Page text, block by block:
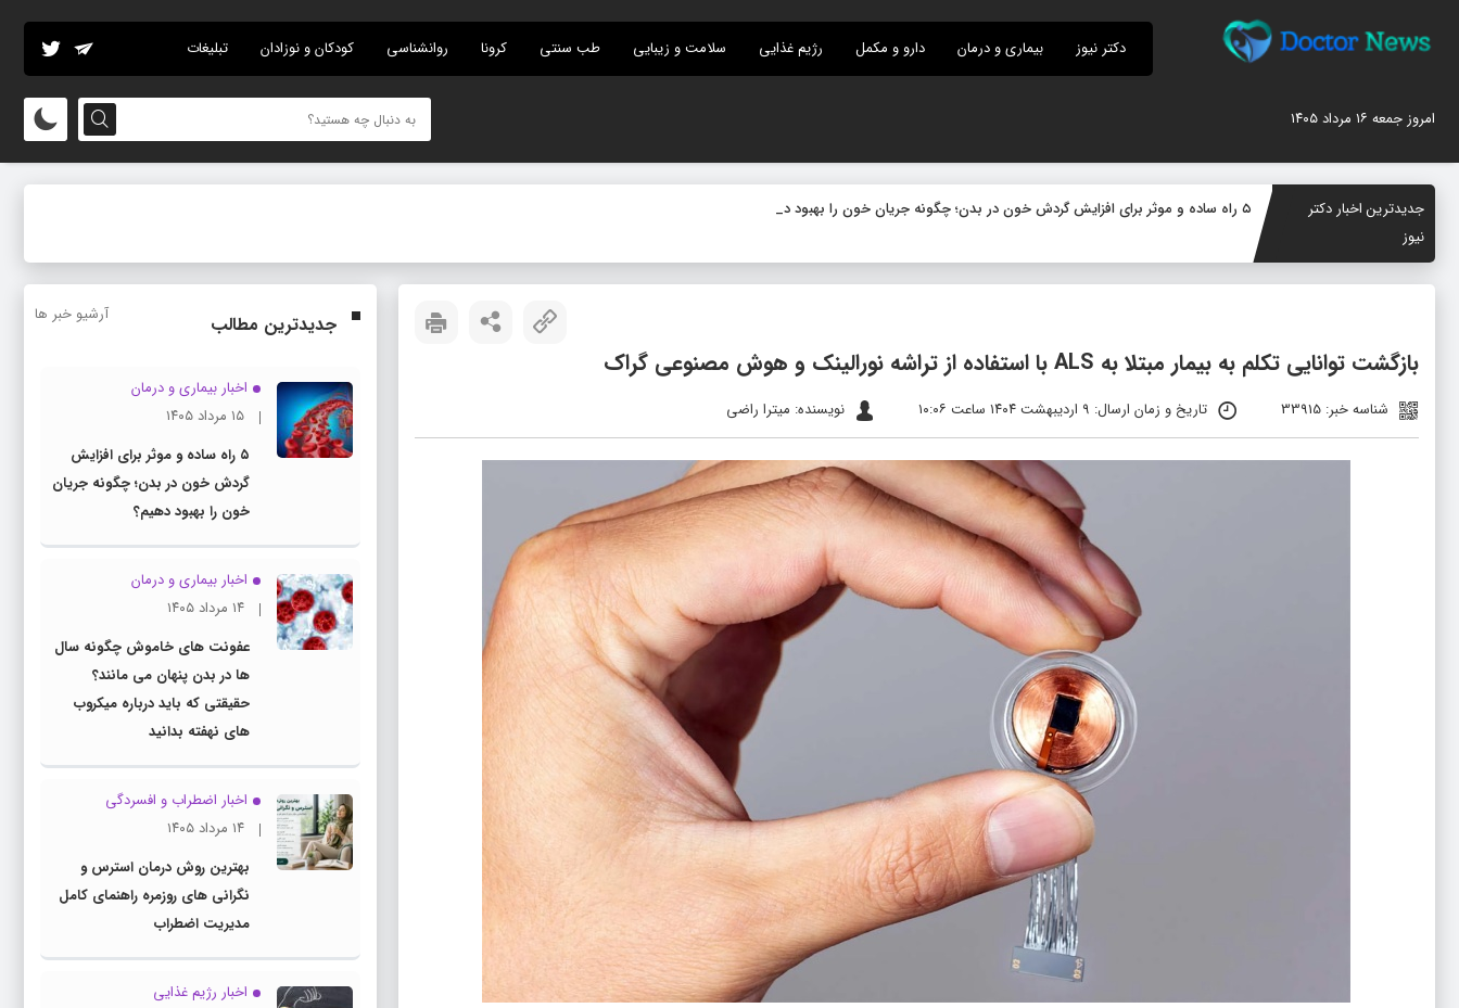
دکتر نیوز بیماری و درمان دارو و مکمل رژیم غذایی سلامت و زیبایی طب سنتی کرونا روانشناسی کودکان و نوزادان تبلیغات
امروز جمعه ۱۶ مرداد ۱۴۰۵
جدیدترین اخبار دکتر
نیوز
۵ راه ساده و موثر برای افزایش گردش خون در بدن؛ چگونه جریان خون را بهبود دهیم؟
بازگشت توانایی تکلم به بیمار مبتلا به ALS با استفاده از تراشه نورالینک و هوش مصنوعی گراک
شناسه خبر: 33915 تاریخ و زمان ارسال: ۹ اردیبهشت ۱۴۰۴ ساعت ۱۰:۰۶ نویسنده: میترا راضی
جدیدترین مطالب آرشیو خبر ها
اخبار بیماری و درمان
۱۵ مرداد ۱۴۰۵
۵ راه ساده و موثر برای افزایش
گردش خون در بدن؛ چگونه جریان
خون را بهبود دهیم؟
اخبار بیماری و درمان
۱۴ مرداد ۱۴۰۵
عفونت های خاموش چگونه سال
ها در بدن پنهان می مانند؟
حقیقتی که باید درباره میکروب
های نهفته بدانید
اخبار اضطراب و افسردگی
۱۴ مرداد ۱۴۰۵
بهترین روش درمان استرس و
نگرانی های روزمره راهنمای کامل
مدیریت اضطراب
اخبار رژیم غذایی